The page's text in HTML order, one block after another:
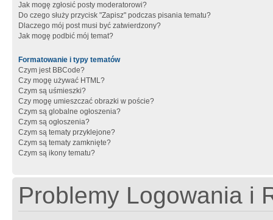
Jak mogę zgłosić posty moderatorowi?
Do czego służy przycisk "Zapisz" podczas pisania tematu?
Dlaczego mój post musi być zatwierdzony?
Jak mogę podbić mój temat?
Formatowanie i typy tematów
Czym jest BBCode?
Czy mogę używać HTML?
Czym są uśmieszki?
Czy mogę umieszczać obrazki w poście?
Czym są globalne ogłoszenia?
Czym są ogłoszenia?
Czym są tematy przyklejone?
Czym są tematy zamknięte?
Czym są ikony tematu?
Problemy Logowania i